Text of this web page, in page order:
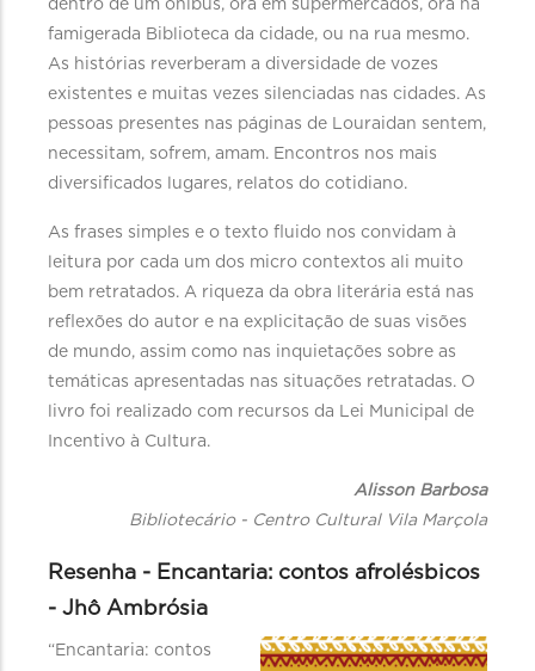
dentro de um ônibus, ora em supermercados, ora na
famigerada Biblioteca da cidade, ou na rua mesmo.
As histórias reverberam a diversidade de vozes
existentes e muitas vezes silenciadas nas cidades. As
pessoas presentes nas páginas de Louraidan sentem,
necessitam, sofrem, amam. Encontros nos mais
diversificados lugares, relatos do cotidiano.
As frases simples e o texto fluido nos convidam à
leitura por cada um dos micro contextos ali muito
bem retratados. A riqueza da obra literária está nas
reflexões do autor e na explicitação de suas visões
de mundo, assim como nas inquietações sobre as
temáticas apresentadas nas situações retratadas. O
livro foi realizado com recursos da Lei Municipal de
Incentivo à Cultura.
Alisson Barbosa
Bibliotecário - Centro Cultural Vila Marçola
Resenha - Encantaria: contos afrolésbicos
- Jhô Ambrósia
“Encantaria: contos